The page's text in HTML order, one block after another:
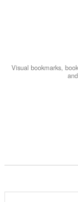
Visual bookmarks,